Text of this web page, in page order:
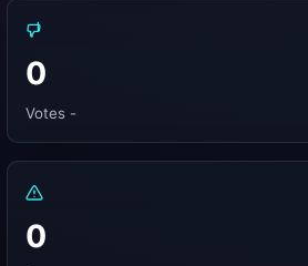
0
Votes -
0